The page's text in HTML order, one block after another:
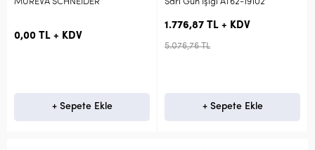
0,00 TL + KDV
+ Sepete Ekle
1.776,87 TL + KDV
5.076,76 TL
+ Sepete Ekle